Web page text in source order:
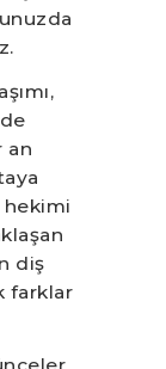
an
hekimi
diş
farklar